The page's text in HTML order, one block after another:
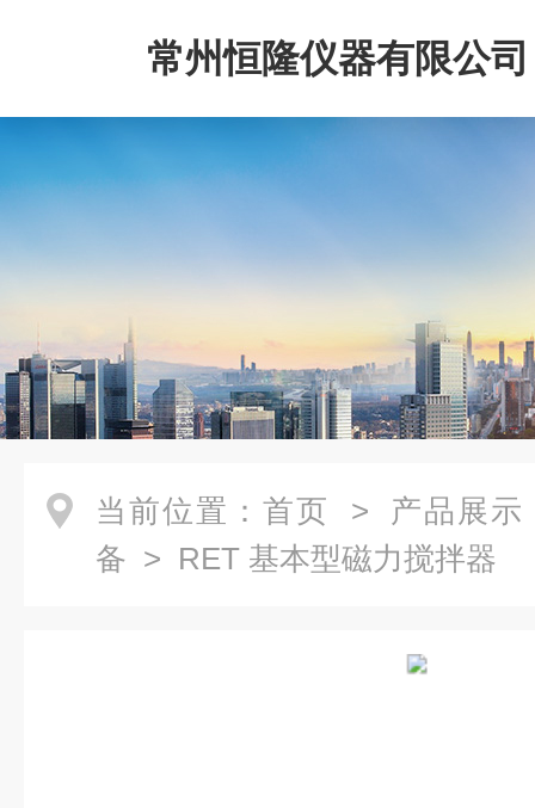
常州恒隆仪器有限公司
当前位置： 首页 > 产品展示
备 > RET 基本型磁力搅拌器